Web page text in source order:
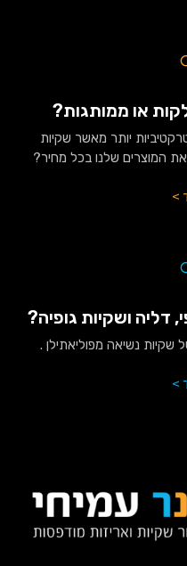
או ממותגות?
יותר מאשר שקיות
המוצרים שלנו בכל מחיר?
>
דליה ושקיות גופיה?
שקיות נשיאה מפוליאתילן .
>